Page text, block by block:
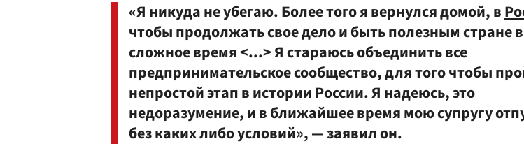
«Я никуда не убегаю. Более того я вернулся домой, в
чтобы продолжать свое дело и быть полезным стране
сложное время <...> Я стараюсь объединить все
предпринимательское сообщество, для того чтобы
непростой этап в истории России. Я надеюсь, это
недоразумение, и в ближайшее время мою супругу
без каких либо условий», — заявил он.